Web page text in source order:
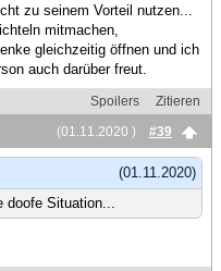
zu seinem Vorteil nutzen...
mitmachen,
gleichzeitig öffnen und ich
auch darüber freut.
Spoilers
Zitieren
(01.11.2020 )
#39
(01.11.2020)
doofe Situation...